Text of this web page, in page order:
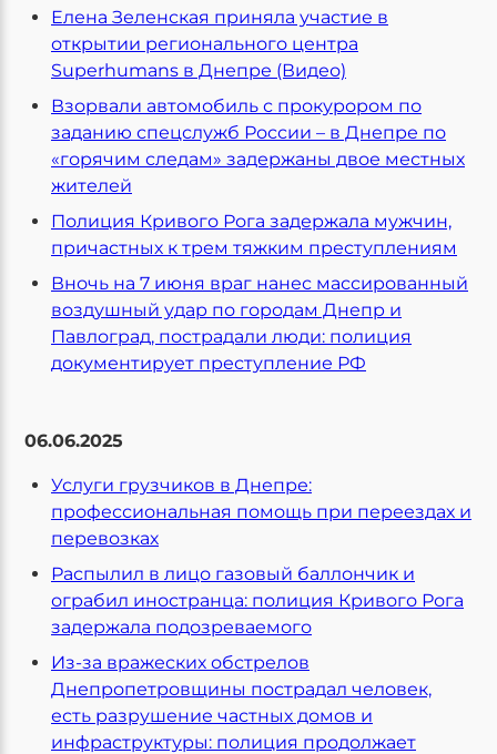
Елена Зеленская приняла участие в
открытии регионального центра
Superhumans в Днепре (Видео)
Взорвали автомобиль с прокурором по
заданию спецслужб России – в Днепре по
«горячим следам» задержаны двое местных
жителей
Полиция Кривого Рога задержала мужчин,
причастных к трем тяжким преступлениям
Вночь на 7 июня враг нанес массированный
воздушный удар по городам Днепр и
Павлоград, пострадали люди: полиция
документирует преступление РФ
06.06.2025
Услуги грузчиков в Днепре:
профессиональная помощь при переездах и
перевозках
Распылил в лицо газовый баллончик и
ограбил иностранца: полиция Кривого Рога
задержала подозреваемого
Из-за вражеских обстрелов
Днепропетровщины пострадал человек,
есть разрушение частных домов и
инфраструктуры: полиция продолжает